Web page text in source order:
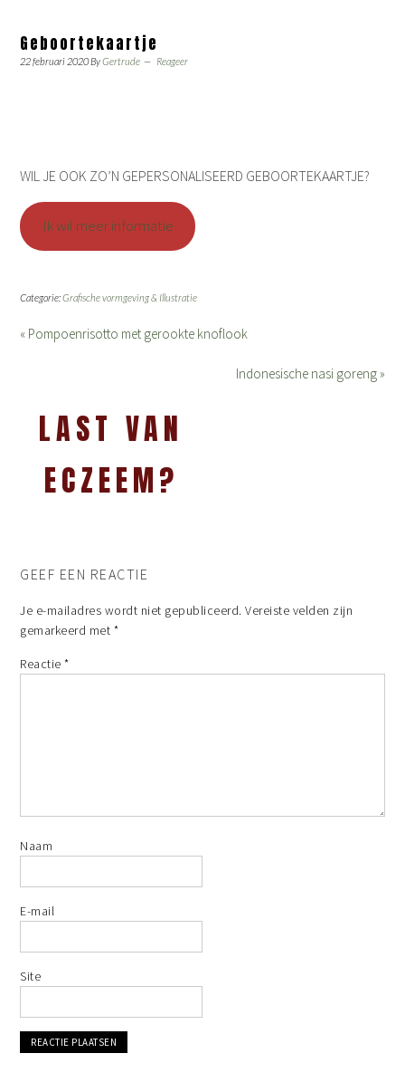
Geboortekaartje
22 februari 2020ByGertrude Reageer
WIL JE OOK ZO’N GEPERSONALISEERD GEBOORTEKAARTJE?
Ik wil meer informatie
Categorie:Grafische vormgeving & Illustratie
« Pompoenrisotto met gerookte knoflook
Indonesische nasi goreng »
LAST VAN
ECZEEM?
GEEF EEN REACTIE
Je e-mailadres wordt niet gepubliceerd. Vereiste velden zijn
gemarkeerd met *
Reactie*
Naam
E-mail
Site